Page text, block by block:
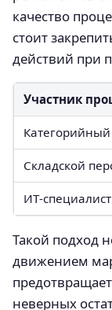
качество
стоит
действий при
Участник
Складской
Такой подход
движением
неверных